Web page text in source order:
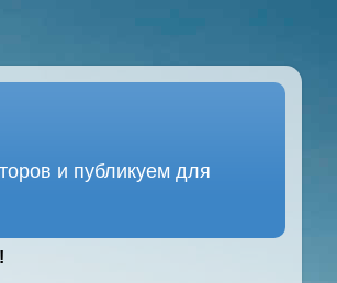
и публикуем для